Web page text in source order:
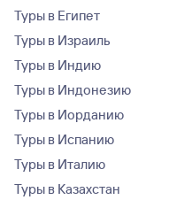
Туры в Египет
Туры в Израиль
Туры в Индию
Туры в Индонезию
Туры в Иорданию
Туры в Испанию
Туры в Италию
Туры в Казахстан